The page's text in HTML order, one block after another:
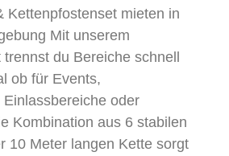
Kettenpfostenset mieten in
Mit unserem
du Bereiche schnell
ob für Events,
oder
Kombination aus 6 stabilen
10 Meter langen Kette sorgt